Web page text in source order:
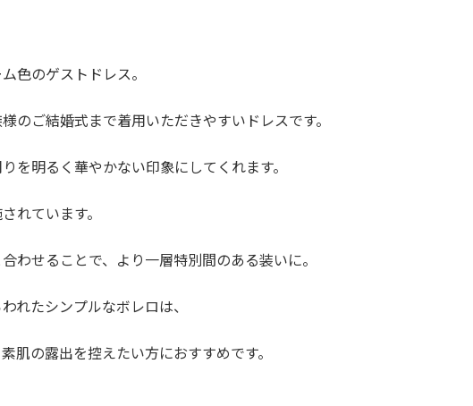
色のゲストドレス。
のご結婚式まで着用いただきやすいドレスです。
を明るく華やかない印象にしてくれます。
れています。
わせることで、より一層特別間のある装いに。
れたシンプルなボレロは、
肌の露出を控えたい方におすすめです。